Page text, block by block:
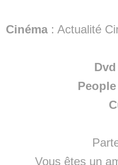
Cinéma: Actualité
Dvd
People
Vous êtes un